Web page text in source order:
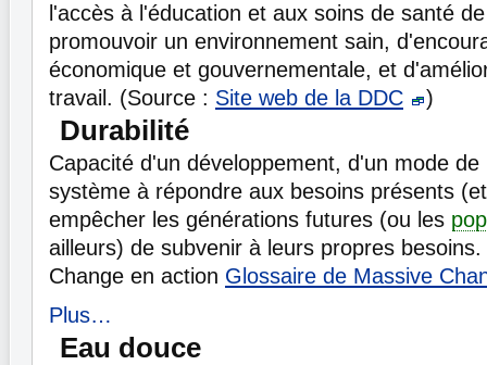
l'accès à l'éducation et aux soins de santé
promouvoir un environnement sain,
économique et gouvernementale, et
travail. (Source : Site web de la DDC )
Durabilité
Capacité d'un développement, d'un mode
système à répondre aux besoins présents
empêcher les générations futures (ou les
ailleurs) de subvenir à leurs propres
Change en action Glossaire de Massive
Plus…
Eau douce